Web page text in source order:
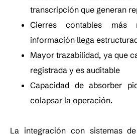
transcripción que generan
Cierres contables más
información llega
Mayor trazabilidad, ya que
registrada y es auditable
Capacidad de absorber
colapsar la operación.
La integración con sistemas